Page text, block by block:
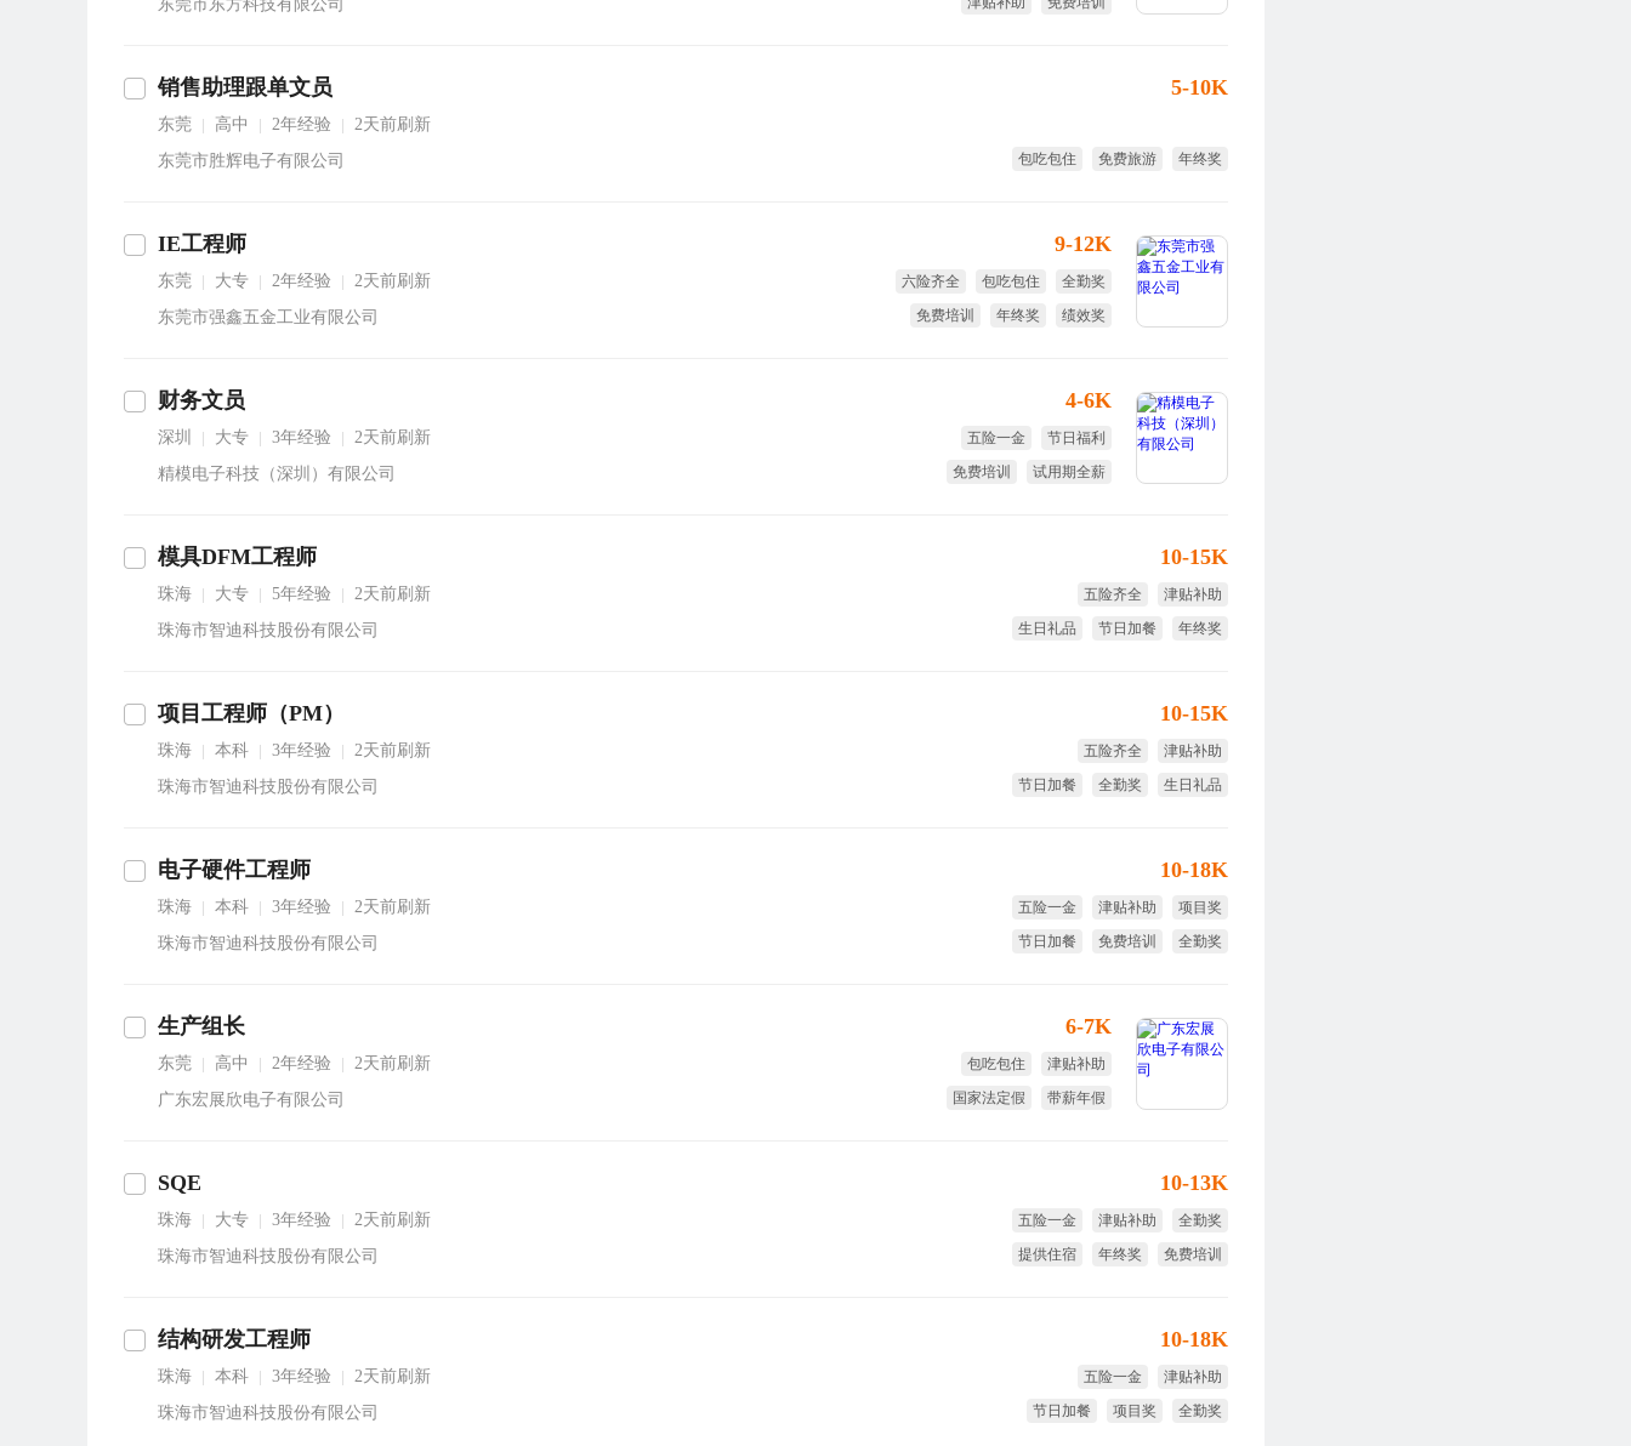
东莞市东方科技有限公司
销售助理跟单文员
东莞 高中 2年经验
2天前刷新
东莞市胜辉电子有限公司
5-10K
包吃包住 免费旅游 年终奖
IE工程师
东莞 大专 2年经验
2天前刷新
东莞市强鑫五金工业有限公司
9-12K
六险齐全 包吃包住
全勤奖
免费培训
年终奖 绩效奖
财务文员
深圳 大专 3年经验
2天前刷新
精模电子科技（深圳）有限公司
4-6K
五险一金
节日福利
免费培训
试用期全薪
模具DFM工程师
珠海 大专 5年经验
2天前刷新
珠海市智迪科技股份有限公司
10-15K
五险齐全
津贴补助
生日礼品
节日加餐
年终奖
项目工程师（PM）
珠海 本科 3年经验
2天前刷新
珠海市智迪科技股份有限公司
10-15K
五险齐全
津贴补助
节日加餐
全勤奖
生日礼品
电子硬件工程师
珠海 本科 3年经验
2天前刷新
珠海市智迪科技股份有限公司
10-18K
五险一金 津贴补助
项目奖
节日加餐
免费培训 全勤奖
生产组长
东莞 高中 2年经验
2天前刷新
广东宏展欣电子有限公司
6-7K
包吃包住
津贴补助
国家法定假
带薪年假
SQE
珠海 大专 3年经验
2天前刷新
珠海市智迪科技股份有限公司
10-13K
五险一金 津贴补助
全勤奖
提供住宿
年终奖 免费培训
结构研发工程师
珠海 本科 3年经验
2天前刷新
珠海市智迪科技股份有限公司
10-18K
五险一金
津贴补助
节日加餐
项目奖
全勤奖